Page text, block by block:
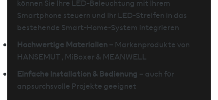
können Sie Ihre LED-Beleuchtung mit Ihrem
Smartphone steuern und Ihr LED-Streifen in das
bestehende Smart-Home-System integrieren
Hochwertige Materialien– Markenprodukte von
HANSEMUT , MiBoxer & MEANWELL
Einfache Installation & Bedienung – auch für
anpsurchsvolle Projekte geeignet